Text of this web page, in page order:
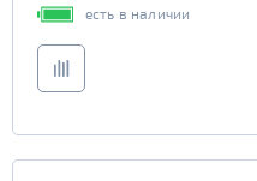
есть в наличии